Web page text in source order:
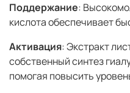
Поддержание:
кислота обеспечивает
Активация: Экстракт
собственный синтез
помогая повысить